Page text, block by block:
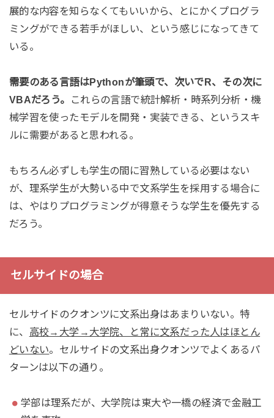
展的な内容を知らなくてもいいから、とにかくプログラ
ミングができる若手がほしい、という感じになってきて
いる。
需要のある言語はPythonが筆頭で、次いでR、その次に
VBAだろう。
これらの言語で統計解析・時系列分析・機
械学習を使ったモデルを開発・実装できる、というスキ
ルに需要があると思われる。
もちろん必ずしも学生の間に習熟している必要はない
が、理系学生が大勢いる中で文系学生を採用する場合に
は、やはりプログラミングが得意そうな学生を優先する
だろう。
セルサイドの場合
セルサイドのクオンツに文系出身はあまりいない。特
に、 高校→大学→大学院、と常に文系だった人はほとん
どいない。セルサイドの文系出身クオンツでよくあるパ
ターンは以下の通り。
学部は理系だが、大学院は東大や一橋の経済で金融工